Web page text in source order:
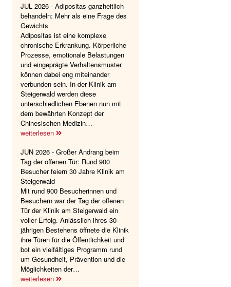
JUL 2026 - Adipositas ganzheitlich
behandeln: Mehr als eine Frage des
Gewichts
Adipositas ist eine komplexe
chronische Erkrankung. Körperliche
Prozesse, emotionale Belastungen
und eingeprägte Verhaltensmuster
können dabei eng miteinander
verbunden sein. In der Klinik am
Steigerwald werden diese
unterschiedlichen Ebenen nun mit
dem bewährten Konzept der
Chinesischen Medizin…
weiterlesen
JUN 2026 - Großer Andrang beim
Tag der offenen Tür: Rund 900
Besucher feiern 30 Jahre Klinik am
Steigerwald
Mit rund 900 Besucherinnen und
Besuchern war der Tag der offenen
Tür der Klinik am Steigerwald ein
voller Erfolg. Anlässlich ihres 30-
jährigen Bestehens öffnete die Klinik
ihre Türen für die Öffentlichkeit und
bot ein vielfältiges Programm rund
um Gesundheit, Prävention und die
Möglichkeiten der…
weiterlesen